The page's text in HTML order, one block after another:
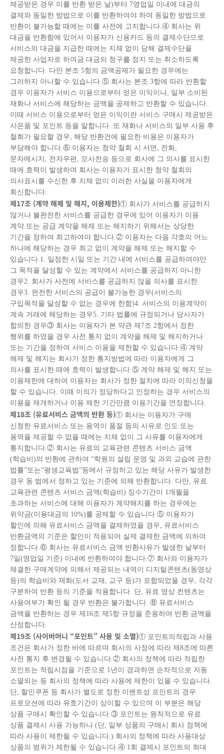
제공받은 경우 이를 반환 받은 날)부터 7영업일 이내에 대금의
결제와 동일한 방법으로 이를 반환하여야 하며 동일한 방법으로
반환이 불가능할 때에는 이를 사전에 고지합니다.④ 회사는 위
대금을 반환함에 있어서 이용자가 신용카드 등의 결제수단으로
서비스의 대금을 지급한 때에는 지체 없이 당해 결제수단을
제공한 사업자로 하여금 대금의 청구를 정지 또는 취소하도록
요청합니다. 다만 본조 5항의 금액공제가 필요한 경우에는
그러하지 아니할 수 있습니다.⑤ 회사는 본조 3항에 따라 반환할
경우 이용자가 서비스 이용으로부터 얻은 이익이나, 일부 소비된
재화나 서비스에 해당하는 금액을 공제하고 반환할 수 있습니다.
이때 서비스 이용으로부터 얻은 이익이란 서비스 구매시 제공받은
사은품 및 포인트 등을 말합니다. 또 재화나 서비스의 일부 사용 후
철회가 필요할 경우, 해당 반환건에 필요한 비용은 이용자가
부담해야 합니다.⑥ 이용자는 청약 철회 시 서면, 전화,
문자메시지, 전자우편, 모사전송 등으로 회사에 그 의사를 표시한
때에 효력이 발생하며 회사는 이용자가 표시한 청약 철회의
의사표시를 수신한 후 지체 없이 이러한 사실을 이용자에게
회신합니다.
제17조 (계약 해제 및 해지, 이용제한)① 회사가 서비스를 공급하지
않거나 불완전한 서비스를 공급한 경우에 있어 이용자가 이용
계약 또는 공급 계약을 해제 또는 해지하기 위해서는 상당한
기간을 정하여 최고하여야 합니다.② 이용자는 다음 각호의 어느
하나에 해당하는 경우 최고 없이 계약을 해제 또는 해지할 수
있습니다.1. 일정한 시일 또는 기간 내에 서비스를 공급하여야만
그 목적을 달성할 수 있는 계약에서 서비스를 공급하지 아니한
경우2. 회사가 사전에 서비스를 공급하지 않을 의사를 표시한
경우3. 완전한 서비스의 공급이 불가능한 경우(서비스의
구입목적을 달성할 수 없는 경우에 한함)4. 서비스의 이용계약이
계속 거래에 해당하는 경우5. 기타 법률에 규정되거나 당사자가
합의한 경우③ 회사는 이용자가 본 약관 제7조 2항에서 정한
행위를 하였을 경우 사전 통지 없이 계약을 해제 및 해지하거나
또는 기간을 정하여 서비스 이용을 제한할 수 있습니다.④ 계약
해제 및 해지는 회사가 정한 통지방법에 따라 이용자에게 그
의사를 표시한 때에 효력이 발생합니다.⑤ 계약 해제 및 해지 또는
이용제한에 대하여 이용자는 회사가 정한 절차에 따라 이의신청을
할 수 있습니다. 이때 이의가 정당하다고 인정하는 경우 서비스의
이용을 재개하거나 이용 제한 기간만큼 이용기간을 연장합니다.
제18조 (유료서비스 금액의 반환 등)① 회사는 이용자가 구매
신청한 유료서비스 또는 용역이 품절 등의 사유로 인도 또는
용역을 제공할 수 없을 때에는 지체 없이 그 사유를 이용자에게
통지합니다.② 회사는 유료의 교육관련 콘텐츠 서비스 금액
(학습비)의 반환에 관하여 “학원의 설립 운영 및 과외 교습에 관한
법률”또는“평생교육법”등에서 규정하고 있는 해당 사유가 발생한
경우 동 법에서 정하고 있는 기준에 의해 반환합니다. 다만, 유료
교육관련 콘텐츠 서비스 금액(학습비) 징수기간이 1개월을
초과하는 서비스에 대해 이용자가 계약해지를 하는 경우에는
위약금(이용대금의 10%)를 공제할 수 있습니다.⑤ 이용자가
할인에 의해 유료서비스 금액을 결제하였을 경우, 유료서비스
반환금액의 기준은 할인이 적용되어 실제 결제한 금액에 의하여
정합니다.⑥ 회사는 유료서비스 금액 반환사유가 발생한 날부터
7일(영업일 기준) 이내에 반환하여야 합니다.⑦ 회사와 이용자가
체결한 구매계약에 의해서 제공되는 내역이 디지털콘텐츠(동영상
등)의 학습비와 재화(도서 교재, 교구 등)가 포함되었을 경우, 각각
구분하여 반환 등의 기준을 적용합니다. 단, 유료 영상 컨텐츠는
사용여부가 확인 될 경우 반환은 불가합니다. ⑧ 유료서비스
금액을 반환하는 경우 제16조 제5항 규정을 준용하여 반환 금액을
산정합니다.
제19조 (사이버머니 “포인트” 사용 및 소멸)① 포인트의적립과 사용
조건은 회사가 정한 바에 따르며 회사의 사정에 따라 제8조에 따른
사전 통지 후 변경될 수 있습니다.② 회사의 정책에 따라 적립한
포인트는 적립시점을 기준으로 1년이 경과하면 순차적으로 자동
소멸되는 등 회사의 정책에 따라 사용에 제한이 있을 수 있습니다.
단, 할인쿠폰 등 회사가 별도로 정한 이벤트성 포인트의 경우
프로모션에 따라 유효기간이 상이할 수 있으며 이 부분은 해당
상품 구매시 확인할 수 있습니다.③ 포인트는 원칙적으로 유료
상품 결제시 사용 가능하나 (단, 일부 상품의 구매시 회사 정책에
따라 사용이 제한될 수 있습니다.) 회사의 정책에 따라 사용대상
상품의 범위가 제한될 수 있습니다.④ 1회 결제시 포인트의 최대